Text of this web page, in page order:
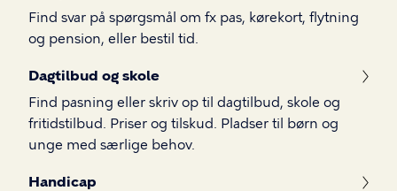
Find svar på spørgsmål om fx pas, kørekort, flytning
og pension, eller bestil tid.
Dagtilbud og skole
Find pasning eller skriv op til dagtilbud, skole og
fritidstilbud. Priser og tilskud. Pladser til børn og
unge med særlige behov.
Handicap